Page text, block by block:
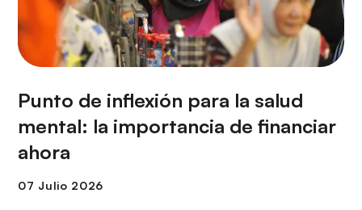
Punto de inflexión para la salud
mental: la importancia de financiar
ahora